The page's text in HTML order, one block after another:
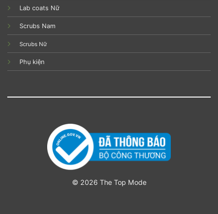
Lab coats Nữ
Scrubs Nam
Scrubs Nữ
Phụ kiện
© 2026 The Top Mode